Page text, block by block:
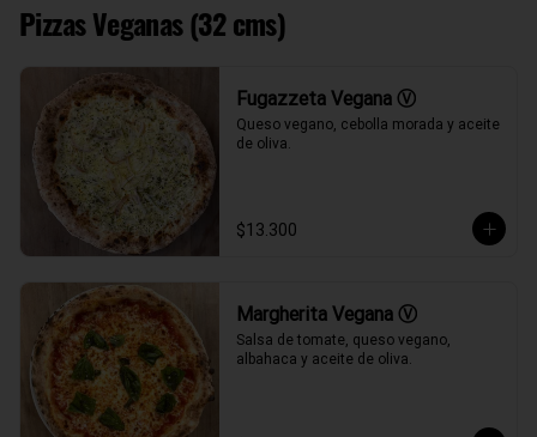
Pizzas Veganas (32 cms)
Fugazzeta Vegana Ⓥ
Queso vegano, cebolla morada y aceite
de oliva.
$13.300
Margherita Vegana Ⓥ
Salsa de tomate, queso vegano,
albahaca y aceite de oliva.